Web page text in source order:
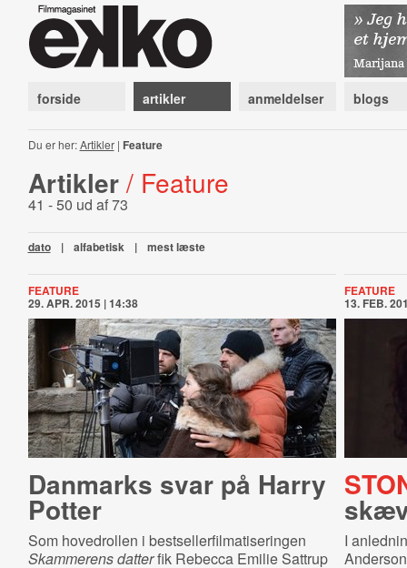
forside artikler anmeldelser blogs
Du er her:Artikler| Feature
Artikler / Feature
41 - 50 ud af 73
dato | alfabetisk | mest læste
FEATURE
29. APR. 2015 | 14:38
Danmarks svar på Harry
Potter
Som hovedrollen i bestsellerfilmatiseringen
Skammerens datterfik Rebecca Emilie Sattrup
FEATURE
13. FEB.
I